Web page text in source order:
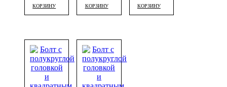
КОРЗИНУ
КОРЗИНУ
КОРЗИНУ